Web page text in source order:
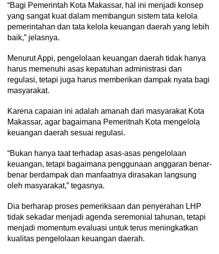
“Bagi Pemerintah Kota Makassar, hal ini menjadi konsep
yang sangat kuat dalam membangun sistem tata kelola
pemerintahan dan tata kelola keuangan daerah yang lebih
baik,” jelasnya.
Menurut Appi, pengelolaan keuangan daerah tidak hanya
harus memenuhi asas kepatuhan administrasi dan
regulasi, tetapi juga harus memberikan dampak nyata bagi
masyarakat.
Karena capaian ini adalah amanah dari masyarakat Kota
Makassar, agar bagaimana Pemeritnah Kota mengelola
keuangan daerah sesuai regulasi.
“Bukan hanya taat terhadap asas-asas pengelolaan
keuangan, tetapi bagaimana penggunaan anggaran benar-
benar berdampak dan manfaatnya dirasakan langsung
oleh masyarakat,” tegasnya.
Dia berharap proses pemeriksaan dan penyerahan LHP
tidak sekadar menjadi agenda seremonial tahunan, tetapi
menjadi momentum evaluasi untuk terus meningkatkan
kualitas pengelolaan keuangan daerah.